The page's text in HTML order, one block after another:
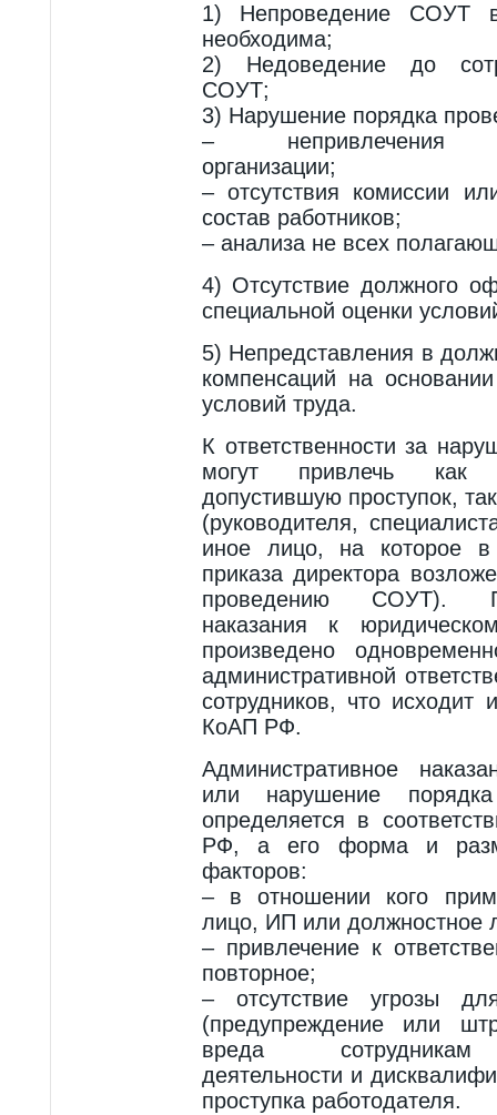
1) Непроведение СОУТ
необходима;
2) Недоведение до
СОУТ;
3) Нарушение порядка
– непривлечения
организации;
– отсутствия комиссии
состав работников;
– анализа не всех
4) Отсутствие должного
специальной оценки
5) Непредставления в
компенсаций на
условий труда.
К ответственности за
могут привлечь как
допустившую проступок,
(руководителя,
иное лицо, на которое
приказа директора
проведению СОУТ).
наказания к
произведено
административной
сотрудников, что
КоАП РФ.
Административное
или нарушение
определяется в
РФ, а его форма и
факторов:
– в отношении кого
лицо, ИП или должностное
– привлечение к
повторное;
– отсутствие угрозы
(предупреждение или
вреда сотрудникам
деятельности и
проступка работодателя.